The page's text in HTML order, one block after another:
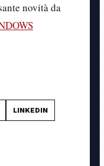
novità da
LINKEDIN